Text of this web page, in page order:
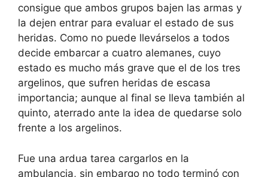
consigue que ambos grupos bajen las armas y
la dejen entrar para evaluar el estado de sus
heridas. Como no puede llevárselos a todos
decide embarcar a cuatro alemanes, cuyo
estado es mucho más grave que el de los tres
argelinos, que sufren heridas de escasa
importancia; aunque al final se lleva también al
quinto, aterrado ante la idea de quedarse solo
frente a los argelinos.
Fue una ardua tarea cargarlos en la
ambulancia, sin embargo no todo terminó con